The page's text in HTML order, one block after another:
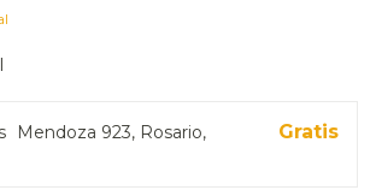
Mendoza 923, Rosario,
Gratis